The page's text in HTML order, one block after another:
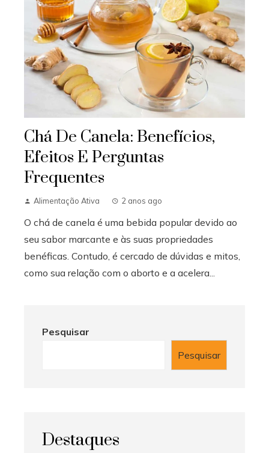
Chá De Canela: Benefícios,
Efeitos E Perguntas
Frequentes
Alimentação Ativa 2 anos ago
O chá de canela é uma bebida popular devido ao
seu sabor marcante e às suas propriedades
benéficas. Contudo, é cercado de dúvidas e mitos,
como sua relação com o aborto e a acelera...
Pesquisar
Pesquisar
Destaques